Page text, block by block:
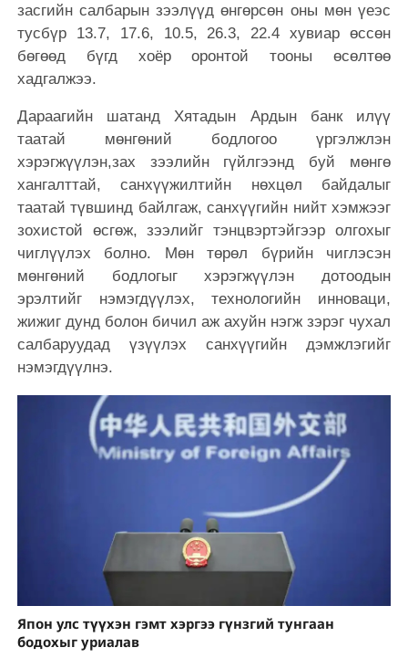
засгийн салбарын зээлүүд өнгөрсөн оны мөн үеэс
тусбүр 13.7, 17.6, 10.5, 26.3, 22.4 хувиар өссөн
бөгөөд бүгд хоёр оронтой тооны өсөлтөө
хадгалжээ.
Дараагийн шатанд Хятадын Ардын банк илүү
таатай мөнгөний бодлогоо үргэлжлэн
хэрэгжүүлэн,зах зээлийн гүйлгээнд буй мөнгө
хангалттай, санхүүжилтийн нөхцөл байдалыг
таатай түвшинд байлгаж, санхүүгийн нийт хэмжээг
зохистой өсгөж, зээлийг тэнцвэртэйгээр олгохыг
чиглүүлэх болно. Мөн төрөл бүрийн чиглэсэн
мөнгөний бодлогыг хэрэгжүүлэн дотоодын
эрэлтийг нэмэгдүүлэх, технологийн инноваци,
жижиг дунд болон бичил аж ахуйн нэгж зэрэг чухал
салбаруудад үзүүлэх санхүүгийн дэмжлэгийг
нэмэгдүүлнэ.
Япон улс түүхэн гэмт хэргээ гүнзгий тунгаан
бодохыг уриалав